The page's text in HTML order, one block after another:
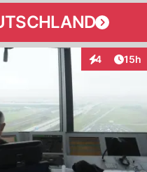
4
Interaktionen
15h